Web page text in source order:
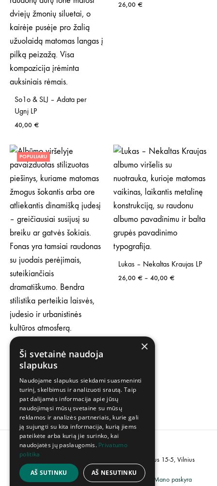
So1o & SLJ – Adata per
Ugnį LP
40,00 €
26,00 €
POPULIARU
Kūnas/3logija LP
40,00€
Lukas – Nekaltas Kraujas LP
26,00 € – 40,00 €Price
PVM kodas: LT100007358113, Adresas: Popieriaus 15-5, Vilnius
Grąžinimų politika Privatumo politika Mano paskyra
×
Ši svetainė naudoja
slapukus
Naudojame slapukus siekdami suasmeninti
turinį, skelbimus ir analizuoti srautą. Taip
pat dalijamės informacija apie jūsų
naudojimąsi mūsų svetaine su mūsų
reklamos ir analizės partneriais, kurie gali
ją sujungti su kita informacija, kurią jiems
pateikėte arba kurią jie surinko, kai
naudojatės jų paslaugomis. Privatumo
politika
AŠ SUTINKU AŠ NESUTINKU